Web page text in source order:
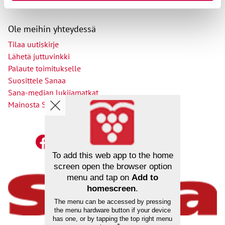
Ole meihin yhteydessä
Tilaa uutiskirje
Lähetä juttuvinkki
Palaute toimitukselle
Suosittele Sanaa
Sana-median lukijamatkat
Mainosta Sana-mediassa
Ihmisyydestä, uskosta ja yhteiskunnasta
To add this web app to the home
screen open the browser option
menu and tap on Add to
homescreen.
The menu can be accessed by pressing
the menu hardware button if your device
has one, or by tapping the top right menu